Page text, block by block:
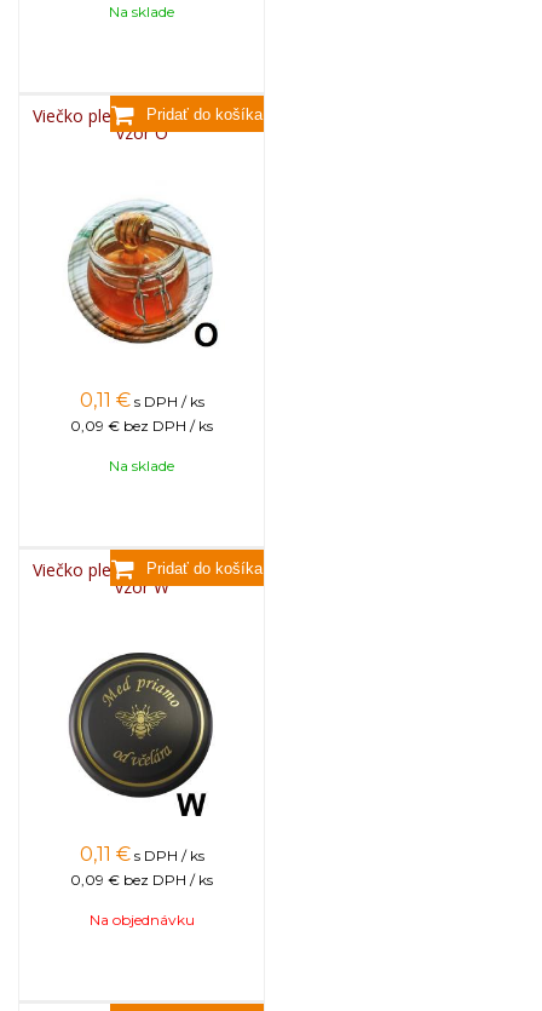
Na sklade
Viečko plechové TWIST 82 -
vzor O
0,11 € s DPH / ks
0,09 € bez DPH / ks
Na sklade
Viečko plechové TWIST 82 -
vzor W
0,11 € s DPH / ks
0,09 € bez DPH / ks
Na objednávku